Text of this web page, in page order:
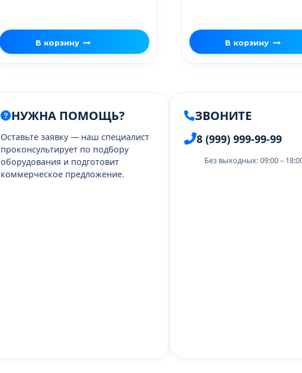
В корзину В корзину
НУЖНА ПОМОЩЬ?
Оставьте заявку — наш специалист
проконсультирует по подбору
оборудования и подготовит
коммерческое предложение.
ЗВОНИТЕ
8 (999) 999-99-99
Без выходных: 09:00 –